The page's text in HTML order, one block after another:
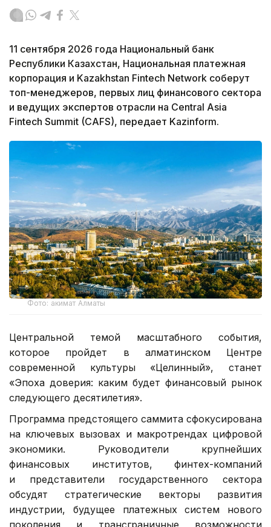
11 сентября 2026 года Национальный банк
Республики Казахстан, Национальная платежная
корпорация и Kazakhstan Fintech Network соберут
топ-менеджеров, первых лиц финансового сектора
и ведущих экспертов отрасли на Central Asia
Fintech Summit (CAFS), передает Kazinform.
Фото: акимат Алматы
Центральной темой масштабного события,
которое пройдет в алматинском Центре
современной культуры «Целинный», станет
«Эпоха доверия: каким будет финансовый рынок
следующего десятилетия».
Программа предстоящего саммита сфокусирована
на ключевых вызовах и макротрендах цифровой
экономики. Руководители крупнейших
финансовых институтов, финтех-компаний
и представители государственного сектора
обсудят стратегические векторы развития
индустрии, будущее платежных систем нового
поколения и трансграничные возможности